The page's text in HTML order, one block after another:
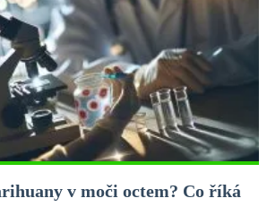
v moči octem? Co říká